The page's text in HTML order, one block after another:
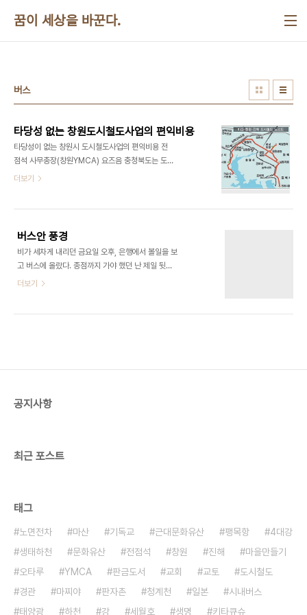
꿈이 세상을 바꾼다.
버스
타당성 없는 창원도시철도사업의 편익비용
타당성이 없는 창원시 도시철도사업의 편익비용 전
점석 사무총장(창원YMCA) 요즈음 충청북도는 도지
사의 핵심공약인 충청내륙 고속화도로 건설사업 때
검증한 결과는 0.16이 감소한 0.69로 나왔기 때문
이다. 충청북도는 원칙적으로 편익비용이 1.0 이상이
되어야만 투자예산대비 효과가 있다고 판단하기 때
문에 대안을 마련하기 위해서 노력하고 있다. 예를 들
면 신설노선 중 일부를 기존노선으로 활용하고 터널
하고 있는 중이다. (위,아래 사진은 글내용과 직접적
더보기
버스안 풍경
비가 세차게 내리던 금요일 오후, 은행에서 볼일을 보
고 버스에 올랐다. 종점까지 가야 했던 난 제일 뒷자
리에 앉았는데, 바로 내 앞 좌석에 앉은 두 소년이 시
모셔 오더니 자신이 앉았던 자리를 내드렸다. 할머니
더보기
공지사항
최근 포스트
태그
노면전차 마산 기독교 근대문화유산 팽목항
4대강
생태하천
문화유산 전점석 창원 진해
마을만들기
오타루
YMCA 판금도서 교회 교토
도시철도
경관
마찌야 판자촌 청계천 일본
시내버스
태양광
하천 강 세월호 생명 키타큐슈